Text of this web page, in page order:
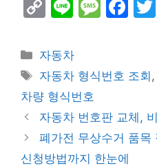
C
p
y
Li
n
k
Li
e
M
s
g
e
F
e
o
o
Categories
자동차
Tags
자동차 형식번호 조회 ,
차량 형식번호
자동차 번호판 교체,
폐가전 무상수거 품목
신청방법까지 한눈에